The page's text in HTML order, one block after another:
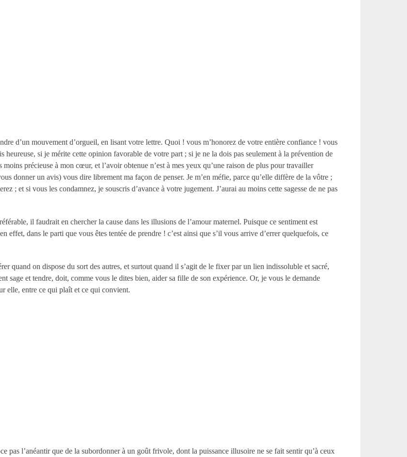
d’un mouvement d’orgueil, en lisant votre lettre. Quoi ! vous m’honorez de votre entière confiance ! vous
heureuse, si je mérite cette opinion favorable de votre part ; si je ne la dois pas seulement à la prévention de
précieuse à mon cœur, et l’avoir obtenue n’est à mes yeux qu’une raison de plus pour travailler
donner un avis) vous dire librement ma façon de penser. Je m’en méfie, parce qu’elle diffère de la vôtre ;
; et si vous les condamnez, je souscris d’avance à votre jugement. J’aurai au moins cette sagesse de ne pas
il faudrait en chercher la cause dans les illusions de l’amour maternel. Puisque ce sentiment est
effet, dans le parti que vous êtes tentée de prendre ! c’est ainsi que s’il vous arrive d’errer quelquefois, ce
quand on dispose du sort des autres, et surtout quand il s’agit de le fixer par un lien indissoluble et sacré,
sage et tendre, doit, comme vous le dites bien, aider sa fille de son expérience. Or, je vous le demande
elle, entre ce qui plaît et ce qui convient.
pas l’anéantir que de la subordonner à un goût frivole, dont la puissance illusoire ne se fait sentir qu’à ceux